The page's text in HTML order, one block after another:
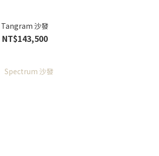
Tangram 沙發
NT$143,500